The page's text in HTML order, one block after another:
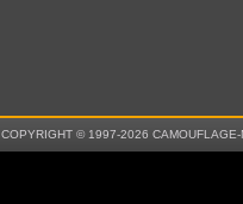
COPYRIGHT © 1997-2026 CAMOUFLAGE-